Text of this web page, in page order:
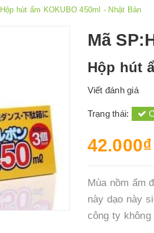
Hộp hút ẩm KOKUBO 450ml - Nhật Bản
Mã SP
Hộp hút
Viết đánh giá
Trạng thái:
42.000₫
Mùa nồm ẩm
này dạo này
công ty